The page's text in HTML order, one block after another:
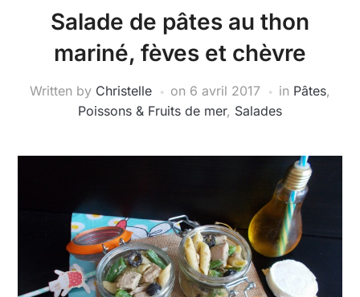
Salade de pâtes au thon
mariné, fèves et chèvre
Written by Christelle on 6 avril 2017 in Pâtes,
Poissons & Fruits de mer, Salades